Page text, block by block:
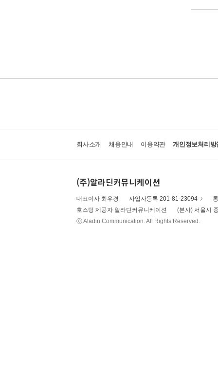
회사소개 채용안내 이용약관 개인정보처리방
(주)알라딘커뮤니케이션
대표이사 최우경 사업자등록 201-81-23094
호스팅 제공자 알라딘커뮤니케이션
(본사) 서울시
ⓒ Aladin Communication. All Rights Reserved.